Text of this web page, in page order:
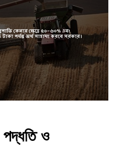
পদ্ধতি ও